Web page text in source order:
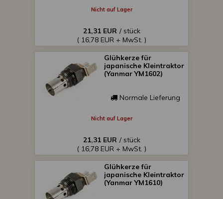
Nicht auf Lager
21,31 EUR / stück
( 16,78 EUR + MwSt. )
Glühkerze für
japanische Kleintraktor
(Yanmar YM1602)
Normale Lieferung
Nicht auf Lager
21,31 EUR / stück
( 16,78 EUR + MwSt. )
Glühkerze für
japanische Kleintraktor
(Yanmar YM1610)